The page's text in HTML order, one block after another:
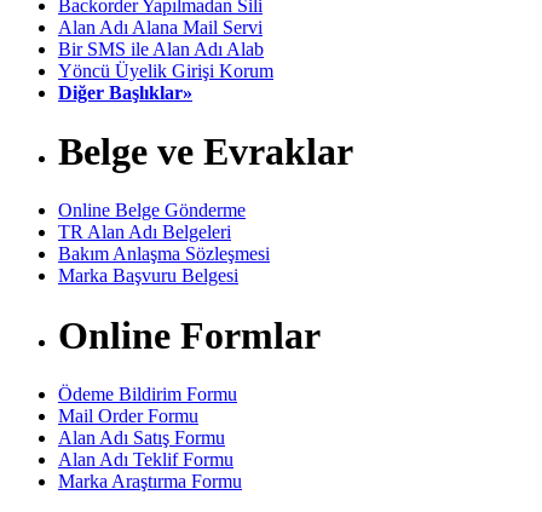
Backorder Yapılmadan Sili
Alan Adı Alana Mail Servi
Bir SMS ile Alan Adı Alab
Yöncü Üyelik Girişi Korum
Diğer Başlıklar»
Belge ve Evraklar
Online Belge Gönderme
TR Alan Adı Belgeleri
Bakım Anlaşma Sözleşmesi
Marka Başvuru Belgesi
Online Formlar
Ödeme Bildirim Formu
Mail Order Formu
Alan Adı Satış Formu
Alan Adı Teklif Formu
Marka Araştırma Formu